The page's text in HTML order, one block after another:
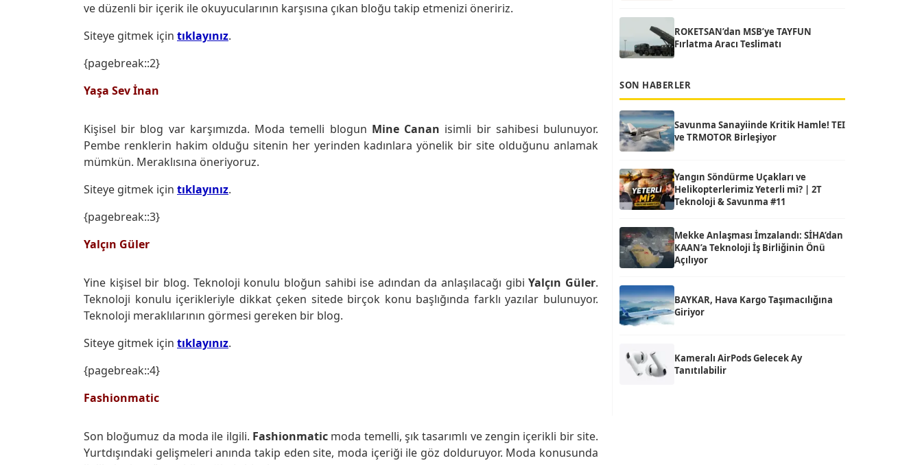
ve düzenli bir içerik ile okuyucularının karşısına çıkan bloğu takip etmenizi öneririz.
Siteye gitmek için tıklayınız.
{pagebreak::2}
Yaşa Sev İnan
Kişisel bir blog var karşımızda. Moda temelli blogun Mine Canan isimli bir sahibesi bulunuyor.
Pembe renklerin hakim olduğu sitenin her yerinden kadınlara yönelik bir site olduğunu anlamak
mümkün. Meraklısına öneriyoruz.
Siteye gitmek için tıklayınız.
{pagebreak::3}
Yalçın Güler
Yine kişisel bir blog. Teknoloji konulu bloğun sahibi ise adından da anlaşılacağı gibiYalçın Güler.
Teknoloji konulu içerikleriyle dikkat çeken sitede birçok konu başlığında farklı yazılar bulunuyor.
Teknoloji meraklılarının görmesi gereken bir blog.
Siteye gitmek için tıklayınız.
{pagebreak::4}
Fashionmatic
Son bloğumuz da moda ile ilgili. Fashionmatic moda temelli, şık tasarımlı ve zengin içerikli bir site.
Yurtdışındaki gelişmeleri anında takip eden site, moda içeriği ile göz dolduruyor. Moda konusunda
ROKETSAN’dan MSB’ye TAYFUN
Fırlatma Aracı Teslimatı
SON HABERLER
Savunma Sanayiinde Kritik Hamle! TEI
ve TRMOTOR Birleşiyor
Yangın Söndürme Uçakları ve
Helikopterlerimiz Yeterli mi? | 2T
Teknoloji & Savunma #11
Mekke Anlaşması İmzalandı: SİHA’dan
KAAN’a Teknoloji İş Birliğinin Önü
Açılıyor
BAYKAR, Hava Kargo Taşımacılığına
Giriyor
Kameralı AirPods Gelecek Ay
Tanıtılabilir